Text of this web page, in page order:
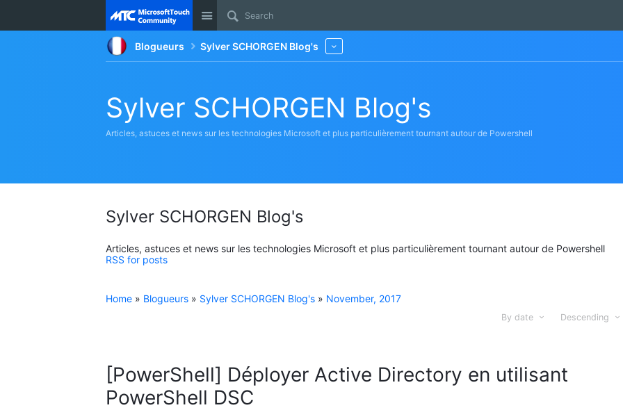
Site
Blogueurs Sylver SCHORGEN Blog's
Sylver SCHORGEN Blog's
Articles, astuces et news sur les technologies Microsoft et plus particulièrement tournant autour de Powershell
Sylver SCHORGEN Blog's
Articles, astuces et news sur les technologies Microsoft et plus particulièrement tournant autour de Powershell
RSS for posts
Home » Blogueurs » Sylver SCHORGEN Blog's » November, 2017
By date Descending
[PowerShell] Déployer Active Directory en utilisant
PowerShell DSC